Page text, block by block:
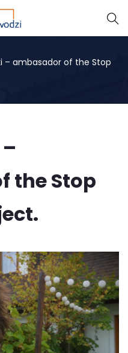
– ambasador of the Stop
the Stop